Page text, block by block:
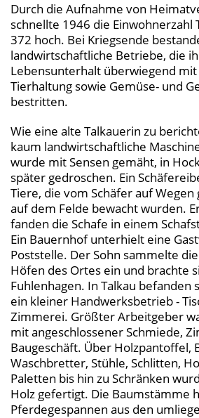
Durch die Aufnahme von
schnellte 1946 die Einwohnerzahl
372 hoch. Bei Kriegsende
landwirtschaftliche Betriebe, die
Lebensunterhalt überwiegend
Tierhaltung sowie Gemüse- und
bestritten.
Wie eine alte Talkauerin zu
kaum landwirtschaftliche
wurde mit Sensen gemäht, in
später gedroschen. Ein
Tiere, die vom Schäfer auf
auf dem Felde bewacht wurden.
fanden die Schafe in einem
Ein Bauernhof unterhielt eine
Poststelle. Der Sohn sammelte
Höfen des Ortes ein und brachte
Fuhlenhagen. In Talkau befanden
ein kleiner Handwerksbetrieb -
Zimmerei. Größter Arbeitgeber
mit angeschlossener Schmiede,
Baugeschäft. Über Holzpantoffel,
Waschbretter, Stühle, Schlitten,
Paletten bis hin zu Schränken
Holz gefertigt. Die Baumstämme
Pferdegespannen aus den